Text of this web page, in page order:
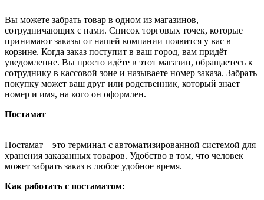
Вы можете забрать товар в одном из магазинов,
сотрудничающих с нами. Список торговых точек, которые
принимают заказы от нашей компании появится у вас в
корзине. Когда заказ поступит в ваш город, вам придёт
уведомление. Вы просто идёте в этот магазин, обращаетесь к
сотруднику в кассовой зоне и называете номер заказа. Забрать
покупку может ваш друг или родственник, который знает
номер и имя, на кого он оформлен.
Постамат
Постамат – это терминал с автоматизированной системой для
хранения заказанных товаров. Удобство в том, что человек
может забрать заказ в любое удобное время.
Как работать с постаматом: